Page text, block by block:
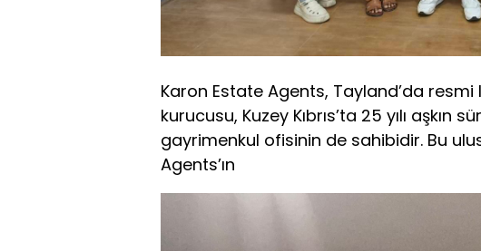
Karon Estate Agents, Tayland’da
kurucusu, Kuzey Kıbrıs’ta 25 yılı
gayrimenkul ofisinin de sahibidir. Bu
Agents’ın